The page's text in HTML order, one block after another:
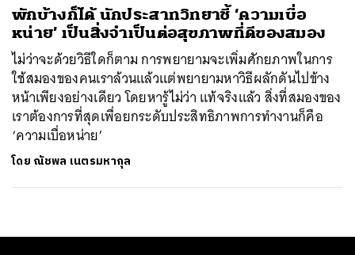
พักบ้างก็ได้ นักประสาทวิทยาชี้ ‘ความเบื่อ
หน่าย’ เป็นสิ่งจำเป็นต่อสุขภาพที่ดีของสมอง
ไม่ว่าจะด้วยวิธีใดก็ตาม การพยายามจะเพิ่มศักยภาพในการ
ใช้สมองของคนเราล้วนแล้วแต่พยายามหาวิธีผลักดันไปข้าง
หน้าเพียงอย่างเดียว โดยหารู้ไม่ว่า แท้จริงแล้ว สิ่งที่สมองของ
เราต้องการที่สุดเพื่อยกระดับประสิทธิภาพการทำงานก็คือ
‘ความเบื่อหน่าย’
โดย ณัชพล เนตรมหากุล